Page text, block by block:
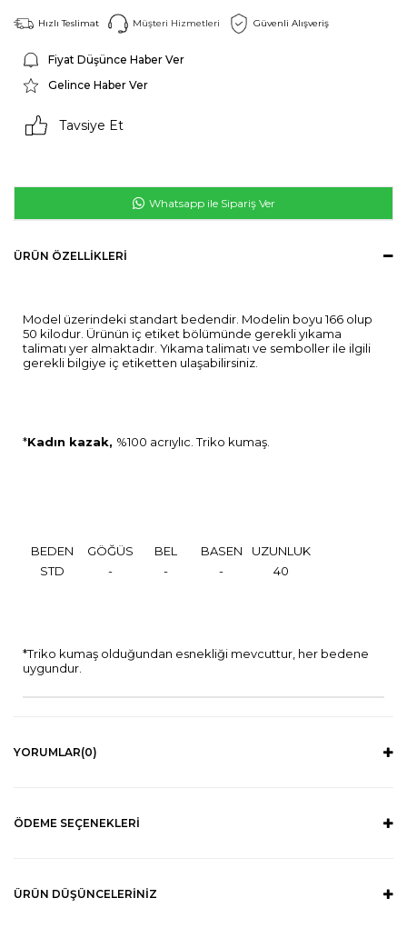
Hızlı Teslimat Müşteri Hizmetleri Güvenli Alışveriş
Fiyat Düşünce Haber Ver
Gelince Haber Ver
Tavsiye Et
Whatsapp ile Sipariş Ver
ÜRÜN ÖZELLIKLERI
Model üzerindeki standart bedendir. Modelin boyu 166 olup
50 kilodur. Ürünün iç etiket bölümünde gerekli yıkama
talimatı yer almaktadır. Yıkama talimatı ve semboller ile ilgili
gerekli bilgiye iç etiketten ulaşabilirsiniz.
*Kadın kazak, %100 acrıylıc. Triko kumaş.
BEDEN GÖĞÜS BEL BASEN
UZUNLUK
STD
- - - 40
*Triko kumaş olduğundan esnekliği mevcuttur, her bedene
uygundur.
YORUMLAR(0)
ÖDEME SEÇENEKLERI
ÜRÜN DÜŞÜNCELERINIZ